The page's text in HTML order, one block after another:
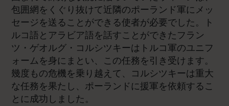
包囲網をくぐり抜けて近隣のポーランド軍にメッ
セージを送ることができる使者が必要でした。ト
ルコ語とアラビア語を話すことができたフラン
ツ・ゲオルグ・コルシツキーはトルコ軍のユニフ
ォームを身にまとい、この任務を引き受けます。
幾度もの危機を乗り越えて、コルシツキーは重大
な任務を果たし、ポーランドに援軍を依頼するこ
とに成功しました。